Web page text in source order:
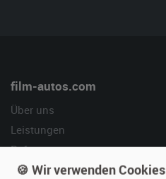
film-autos.com
Über uns
Leistungen
Referenzen
Kundenmeinungen
🍪 Wir verwenden Cookies